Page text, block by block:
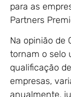
para as
Partners
Na opinião de
tornam o selo
qualificação
empresas,
anualmente,